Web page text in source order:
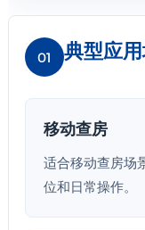
01 典型应
移动查房
适合移动查房场
位和日常操作。